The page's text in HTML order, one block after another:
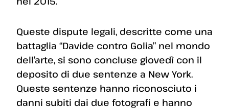
Queste dispute legali, descritte come una
battaglia “Davide contro Golia” nel mondo
dell’arte, si sono concluse giovedì con il
deposito di due sentenze a New York.
Queste sentenze hanno riconosciuto i
danni subiti dai due fotografi e hanno